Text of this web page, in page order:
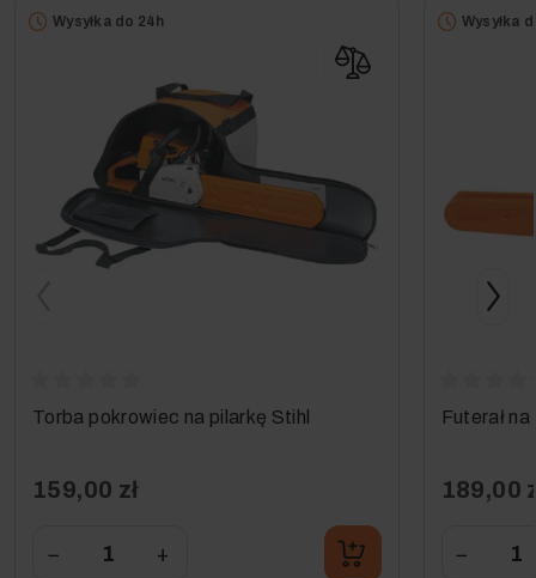
Wysyłka do 24h
Torba pokrowiec na pilarkę Stihl
159,00 zł
− +
Wysyłka
Futerał
189,00
−